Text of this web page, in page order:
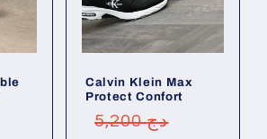
Calvin Klein Max
Protect Confort
Prix
5,200 دج